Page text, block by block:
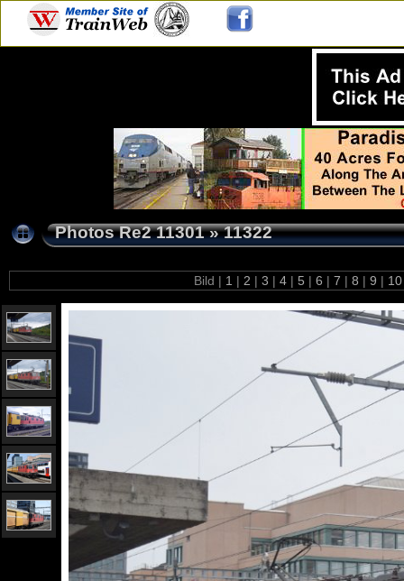
Photos Re2 11301»11322
Bild | 1 | 2 | 3 | 4 | 5 | 6 | 7 | 8 | 9 |